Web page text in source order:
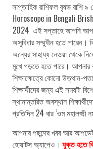
সাপ্তাহিক রাশিফল বৃষভ রাশি
Horoscope in Bengali
2024 এই সপ্তাহে আপনি
অসুবিধার সম্মুখীন হতে পারেন।
অন্যের সাহায্য নেওয়া থেকে
মুখে পড়তে হতে পারে। আপনার
শিক্ষাক্ষেত্রে কোনো উত্থান-
শিক্ষার্থীদের জন্য এই সময়টা
স্থানান্তরিত অবস্থান
প্রতিদিন 24 বার ‘ওম মহালক্ষ্মী
আপনার পছন্দের খবর আর আপডেট
হোয়াটস অ্যাপেও। যুক্ত হতে